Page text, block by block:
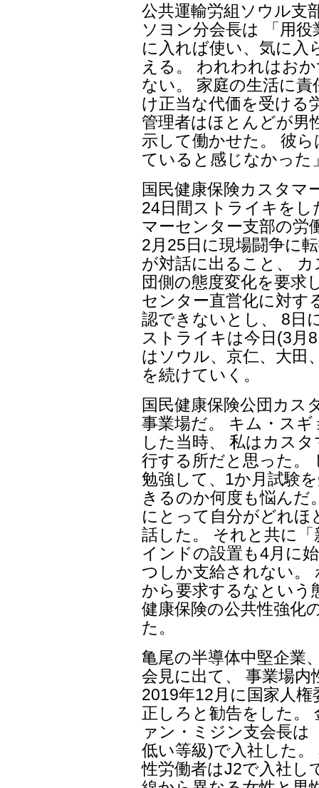
公共運輸労組ソウル支
ソヨン分会長は 「用
に入れば使い、気に入
える。 われわれはお
ない。 家庭の生活に
け正当な代価を受ける
管理者はほとんどが男
示して働かせた。 彼
ていると感じなかった
国民健康保険カスタマ
24日間ストライキをし
マーセンター支部の労
2月25日に現場闘争に
が対話に出ること、
団側の態度変化を要求
センター直営化に対す
認できないとし、 8日
ストライキは今日(3月
はソウル、京仁、大田
を続けていく。
国民健康保険公団カス
事業場だ。 キム・ス
した当時、 私はカス
行する所だと思った。
勉強して、1か月試験
きるのか何度も悩んだ
にとって自分がどれほ
話した。 それと共に
インドの設置も4月に
つしか支給されない。
から要求するなという
健康保険の公共性強化
た。
亀尾の半導体中堅企業
会見に出て、 事業場
2019年12月に国家人
正しろと勧告をした。
ァン・ミジン支会長は
低い等級)で入社した
性労働者はJ2で入社し